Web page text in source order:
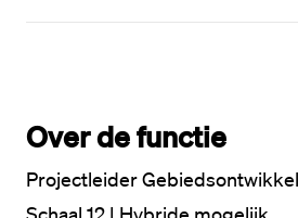
Over de functie
Projectleider